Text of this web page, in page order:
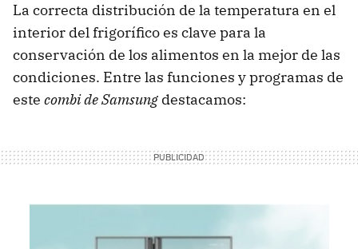
La correcta distribución de la temperatura en el
interior del frigorífico es clave para la
conservación de los alimentos en la mejor de las
condiciones. Entre las funciones y programas de
este combi de Samsung destacamos: